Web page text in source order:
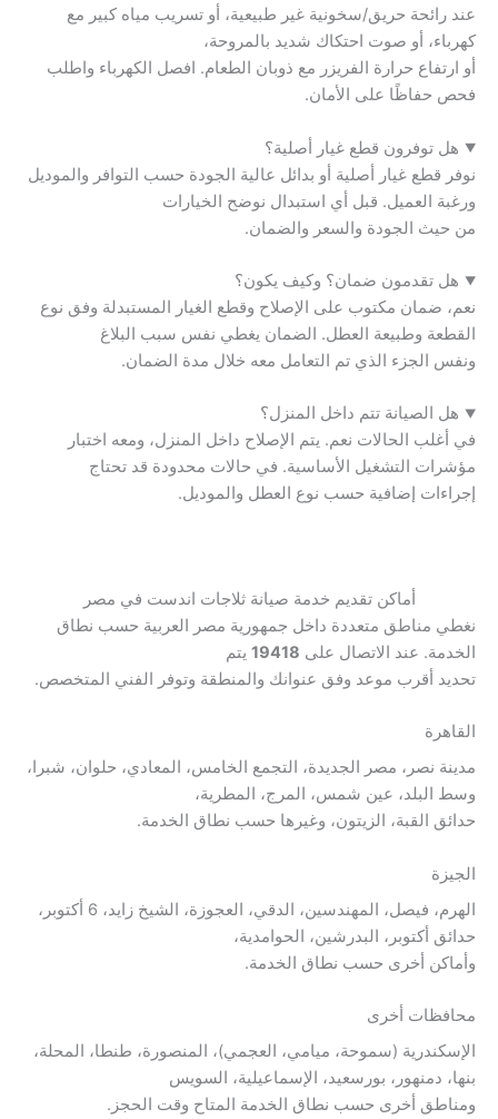
عند رائحة حريق/سخونية غير طبيعية، أو تسريب مياه كبير مع
كهرباء، أو صوت احتكاك شديد بالمروحة،
أو ارتفاع حرارة الفريزر مع ذوبان الطعام. افصل الكهرباء واطلب
فحص حفاظًا على الأمان.
هل توفرون قطع غيار أصلية؟
نوفر قطع غيار أصلية أو بدائل عالية الجودة حسب التوافر والموديل
ورغبة العميل. قبل أي استبدال نوضح الخيارات
من حيث الجودة والسعر والضمان.
هل تقدمون ضمان؟ وكيف يكون؟
نعم، ضمان مكتوب على الإصلاح وقطع الغيار المستبدلة وفق نوع
القطعة وطبيعة العطل. الضمان يغطي نفس سبب البلاغ
ونفس الجزء الذي تم التعامل معه خلال مدة الضمان.
هل الصيانة تتم داخل المنزل؟
في أغلب الحالات نعم. يتم الإصلاح داخل المنزل، ومعه اختبار
مؤشرات التشغيل الأساسية. في حالات محدودة قد تحتاج
إجراءات إضافية حسب نوع العطل والموديل.
أماكن تقديم خدمة صيانة ثلاجات اندست في مصر
نغطي مناطق متعددة داخل جمهورية مصر العربية حسب نطاق
الخدمة. عند الاتصال على 19418 يتم
تحديد أقرب موعد وفق عنوانك والمنطقة وتوفر الفني المتخصص.
القاهرة
مدينة نصر، مصر الجديدة، التجمع الخامس، المعادي، حلوان، شبرا،
وسط البلد، عين شمس، المرج، المطرية،
حدائق القبة، الزيتون، وغيرها حسب نطاق الخدمة.
الجيزة
الهرم، فيصل، المهندسين، الدقي، العجوزة، الشيخ زايد، 6 أكتوبر،
حدائق أكتوبر، البدرشين، الحوامدية،
وأماكن أخرى حسب نطاق الخدمة.
محافظات أخرى
الإسكندرية (سموحة، ميامي، العجمي)، المنصورة، طنطا، المحلة،
بنها، دمنهور، بورسعيد، الإسماعيلية، السويس
ومناطق أخرى حسب نطاق الخدمة المتاح وقت الحجز.